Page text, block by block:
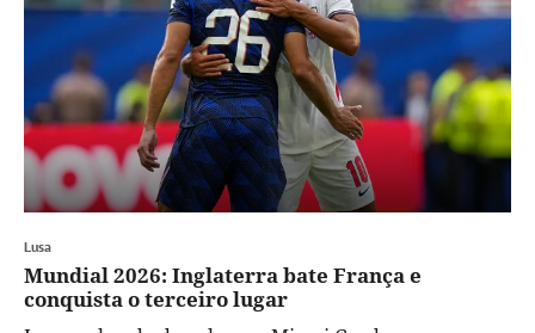
Lusa
Mundial 2026: Inglaterra bate França e
conquista o terceiro lugar